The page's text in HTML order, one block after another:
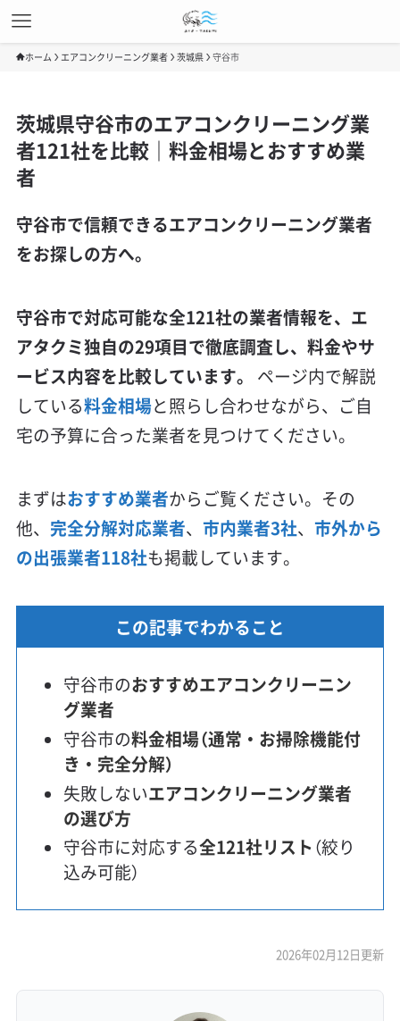
ホーム エアコンクリーニング業者 茨城県 守谷市
茨城県守谷市のエアコンクリーニング業
者121社を比較｜料金相場とおすすめ業
者
守谷市で信頼できるエアコンクリーニング業者
をお探しの方へ。
守谷市で対応可能な全121社の業者情報を、エ
アタクミ独自の29項目で徹底調査し、料金やサ
ービス内容を比較しています。
ページ内で解説
している料金相場と照らし合わせながら、ご自
宅の予算に合った業者を見つけてください。
まずはおすすめ業者からご覧ください。その
他、 完全分解対応業者、 市内業者3社、 市外から
の出張業者118社も掲載しています。
この記事でわかること
守谷市のおすすめエアコンクリーニン
グ業者
守谷市の料金相場（通常・お掃除機能付
き・完全分解）
失敗しないエアコンクリーニング業者
の選び方
守谷市に対応する全121社リスト （絞り
込み可能）
2026年02月12日更新